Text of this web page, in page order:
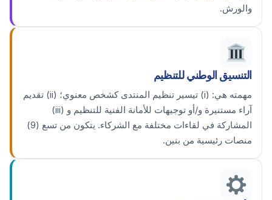
والورش.
التنسيق الوطني للتنظيم
مهمته هي: (i) تيسير تنظيم المنتدى كشخص معنوي؛ (ii) تقديم
آراء مستنيرة و/أو توجيهات للأمانة الفنية للتنظيم و (iii)
المشاركة في لقاءات مختلفة مع الشركاء. يتكون من تسع (9)
منصات رئيسية من بنين.